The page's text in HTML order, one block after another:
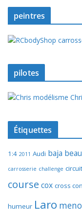
peintres
pilotes
Étiquettes
1:4 2011 Audi baja
carrosserie challenge circuit
course cox cross
humeur Laro